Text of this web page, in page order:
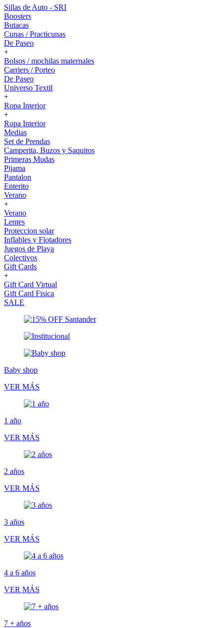
Sillas de Auto - SRI
Boosters
Butacas
Cunas / Practicunas
De Paseo
+
Bolsos / mochilas maternales
Carriers / Porteo
De Paseo
Universo Textil
+
Ropa Interior
+
Ropa Interior
Medias
Set de Prendas
Camperita, Buzos y Saquitos
Primeras Mudas
Pijama
Pantalon
Enterito
Verano
+
Verano
Lentes
Proteccion solar
Inflables y Flotadores
Juegos de Playa
Colectivos
Gift Cards
+
Gift Card Virtual
Gift Card Fisica
SALE
Baby shop
VER MÁS
1 año
VER MÁS
2 años
VER MÁS
3 años
VER MÁS
4 a 6 años
VER MÁS
7 + años